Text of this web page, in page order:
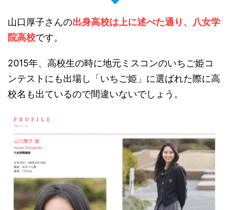
山口厚子さんの出身高校は上に述べた通り、八女学
院高校です。
2015年、高校生の時に地元ミスコンのいちご姫コ
ンテストにも出場し「いちご姫」に選ばれた際に高
校名も出ているので間違いないでしょう。